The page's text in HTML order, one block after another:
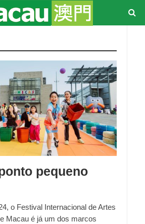
pequeno
o Festival Internacional de Artes
Macau é já um dos marcos